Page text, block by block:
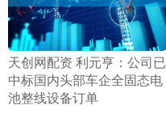
​天创网配资 利元亨：公司已
中标国内头部车企全固态电
池整线设备订单